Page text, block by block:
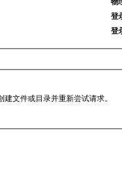
登
登
文件或目录并重新尝试请求。